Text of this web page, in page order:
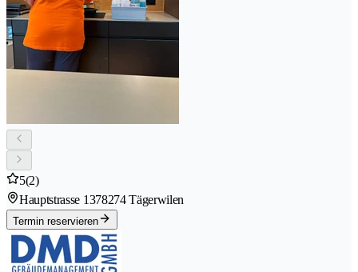
5(2)
Hauptstrasse 1378274 Tägerwilen
Termin reservieren